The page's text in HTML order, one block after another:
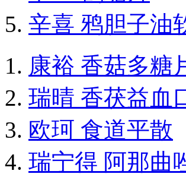
辛喜 鸦胆子油
康裕 香菇多糖
瑞晴 香茯益血
欧珂 食道平散
瑞宁得 阿那曲